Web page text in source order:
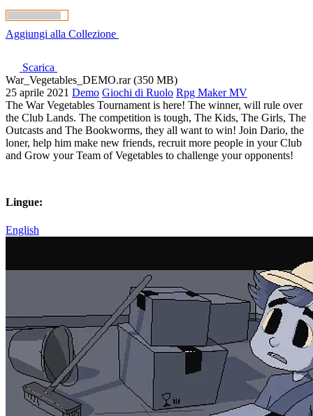
Aggiungi alla Collezione
Scarica
War_Vegetables_DEMO.rar (350 MB)
25 aprile 2021 Demo Giochi di Ruolo Rpg Maker MV
The War Vegetables Tournament is here! The winner, will rule over
the Club Lands. The competition is tough, The Kids, The Girls, The
Outcasts and The Bookworms, they all want to win! Join Dario, the
loner, help him make new friends, recruit more people in your Club
and Grow your Team of Vegetables to challenge your opponents!
Lingue:
English